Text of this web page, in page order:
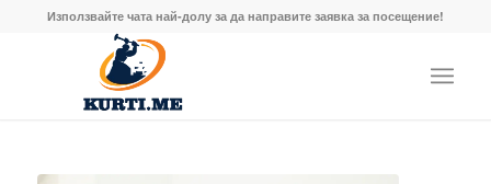
Използвайте чата най-долу за да направите заявка за посещение!